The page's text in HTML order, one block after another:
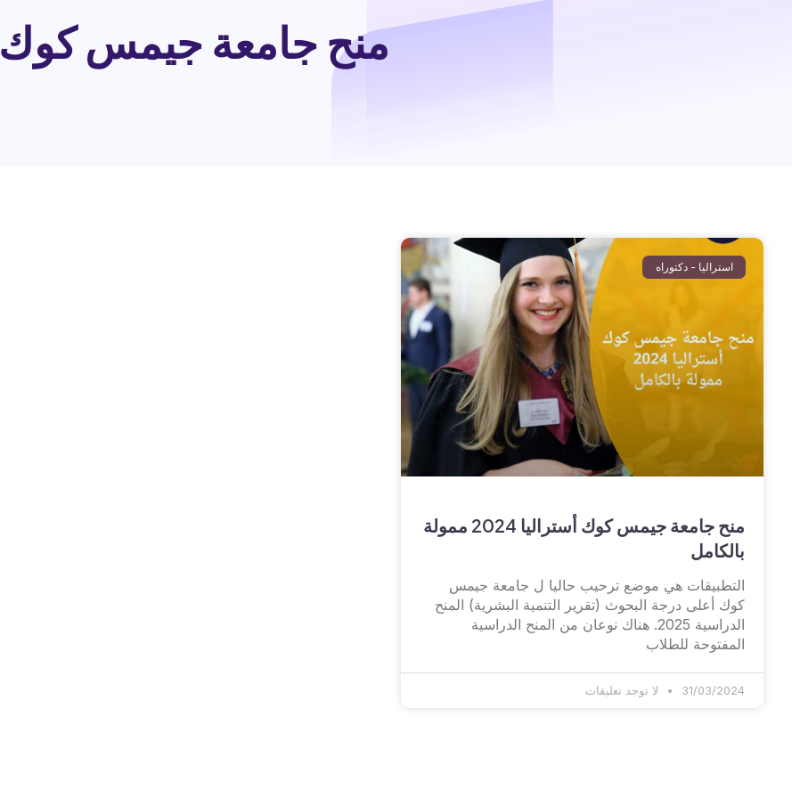
منح جامعة جيمس كوك
استراليا - دكتوراه
منح جامعة جيمس كوك أستراليا 2024 ممولة
بالكامل
التطبيقات هي موضع ترحيب حاليا ل جامعة جيمس
كوك أعلى درجة البحوث (تقرير التنمية البشرية) المنح
الدراسية 2025. هناك نوعان من المنح الدراسية
المفتوحة للطلاب
31/03/2024 لا توجد تعليقات